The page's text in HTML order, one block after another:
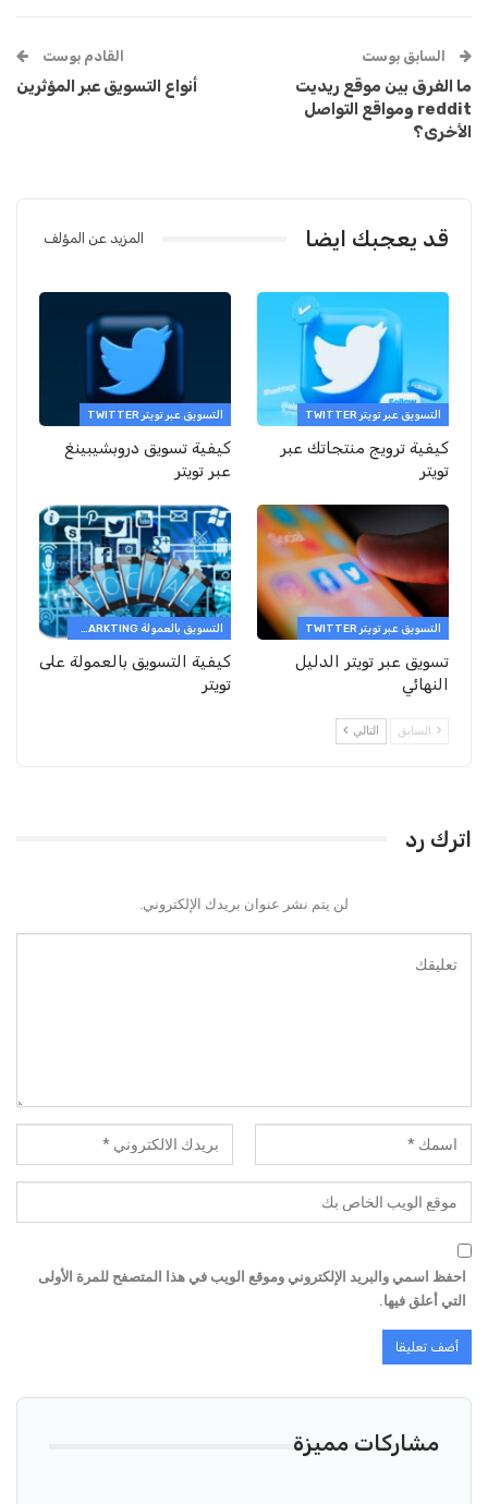
السابق بوست
ما الفرق بين موقع ريديت
reddit ومواقع التواصل
الأخرى؟
القادم بوست
أنواع التسويق عبر المؤثرين
قد يعجبك ايضا المزيد عن المؤلف
التسويق عبر تويتر TWITTER
كيفية ترويج منتجاتك عبر
تويتر
التسويق عبر تويتر TWITTER
كيفية تسويق دروبشيبينغ
عبر تويتر
التسويق عبر تويتر TWITTER
تسويق عبر تويتر الدليل
النهائي
التسويق بالعمولة AFFILIATE MARKTING
كيفية التسويق بالعمولة على
تويتر
السابق التالي
اترك رد
لن يتم نشر عنوان بريدك الإلكتروني.
احفظ اسمي والبريد الإلكتروني وموقع الويب في هذا المتصفح للمرة الأولى
التي أعلق فيها.
مشاركات مميزة